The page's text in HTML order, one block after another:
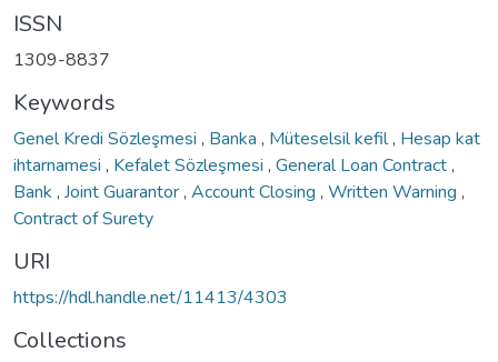
ISSN
1309-8837
Keywords
Genel Kredi Sözleşmesi , Banka , Müteselsil kefil, Hesap kat
ihtarnamesi , Kefalet Sözleşmesi , General Loan Contract,
Bank , Joint Guarantor, Account Closing , Written Warning ,
Contract of Surety
URI
https://hdl.handle.net/11413/4303
Collections